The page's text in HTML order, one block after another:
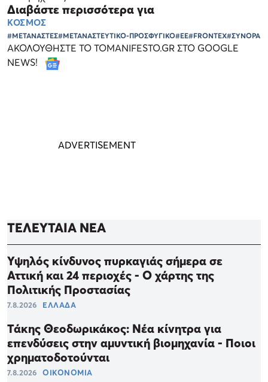
Διαβάστε περισσότερα για
ΚΟΣΜΟΣ
#ΜΕΤΑΝΑΣΤΕΣ#ΜΕΤΑΝΑΣΤΕΥΤΙΚΟ-ΠΡΟΣΦΥΓΙΚΟ#ΕΕ#FRONTEX#ΣΥΝΟΡΑ
ΑΚΟΛΟΥΘΗΣΤΕ ΤΟ TOMANIFESTO.GR ΣΤΟ GOOGLE
NEWS!
ΤΕΛΕΥΤΑΙΑ ΝΕΑ
Υψηλός κίνδυνος πυρκαγιάς σήμερα σε
Αττική και 24 περιοχές - Ο χάρτης της
Πολιτικής Προστασίας
7.8.2026 ΕΛΛΑΔΑ
Τάκης Θεοδωρικάκος: Νέα κίνητρα για
επενδύσεις στην αμυντική βιομηχανία - Ποιοι
χρηματοδοτούνται
7.8.2026 ΟΙΚΟΝΟΜΙΑ